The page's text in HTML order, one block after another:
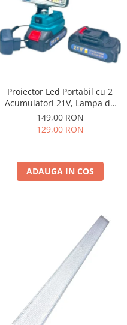
Proiector Led Portabil cu 2
Acumulatori 21V, Lampa de
Lucru cu Incarcator, Ultra-
Puternic
149,00 RON
129,00 RON
ADAUGA IN COS